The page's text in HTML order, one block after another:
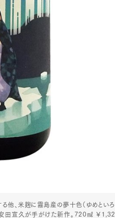
他、米麹に霧島産の夢十色（ゆめといろ
安田宣久が手がけた新作。720㎖ ￥